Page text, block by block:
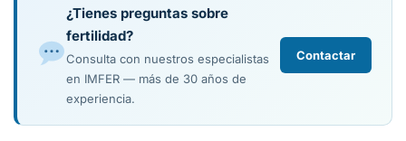
¿Tienes preguntas sobre
fertilidad?
Consulta con nuestros especialistas
en IMFER — más de 30 años de
experiencia.
Contactar